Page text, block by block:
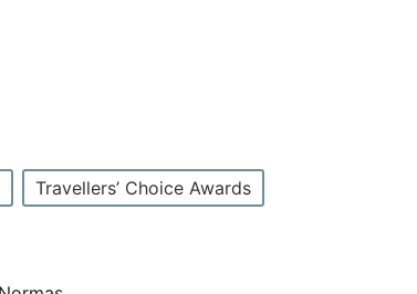
Travellers’ Choice Awards